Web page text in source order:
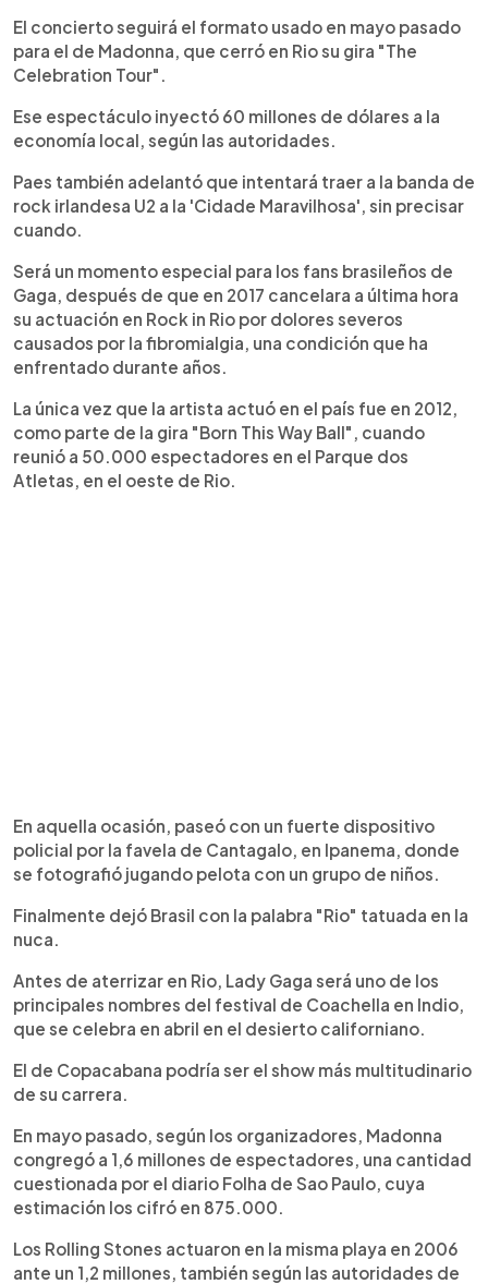
El concierto seguirá el formato usado en mayo pasado
para el de Madonna, que cerró en Rio su gira "The
Celebration Tour".
Ese espectáculo inyectó 60 millones de dólares a la
economía local, según las autoridades.
Paes también adelantó que intentará traer a la banda de
rock irlandesa U2 a la 'Cidade Maravilhosa', sin precisar
cuando.
Será un momento especial para los fans brasileños de
Gaga, después de que en 2017 cancelara a última hora
su actuación en Rock in Rio por dolores severos
causados por la fibromialgia, una condición que ha
enfrentado durante años.
La única vez que la artista actuó en el país fue en 2012,
como parte de la gira "Born This Way Ball", cuando
reunió a 50.000 espectadores en el Parque dos
Atletas, en el oeste de Rio.
En aquella ocasión, paseó con un fuerte dispositivo
policial por la favela de Cantagalo, en Ipanema, donde
se fotografió jugando pelota con un grupo de niños.
Finalmente dejó Brasil con la palabra "Rio" tatuada en la
nuca.
Antes de aterrizar en Rio, Lady Gaga será uno de los
principales nombres del festival de Coachella en Indio,
que se celebra en abril en el desierto californiano.
El de Copacabana podría ser el show más multitudinario
de su carrera.
En mayo pasado, según los organizadores, Madonna
congregó a 1,6 millones de espectadores, una cantidad
cuestionada por el diario Folha de Sao Paulo, cuya
estimación los cifró en 875.000.
Los Rolling Stones actuaron en la misma playa en 2006
ante un 1,2 millones, también según las autoridades de